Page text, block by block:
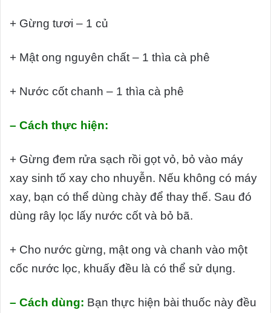
+ Gừng tươi – 1 củ
+ Mật ong nguyên chất – 1 thìa cà phê
+ Nước cốt chanh – 1 thìa cà phê
– Cách thực hiện:
+ Gừng đem rửa sạch rồi gọt vỏ, bỏ vào máy
xay sinh tố xay cho nhuyễn. Nếu không có máy
xay, bạn có thể dùng chày để thay thế. Sau đó
dùng rây lọc lấy nước cốt và bỏ bã.
+ Cho nước gừng, mật ong và chanh vào một
cốc nước lọc, khuấy đều là có thể sử dụng.
– Cách dùng: Bạn thực hiện bài thuốc này đều